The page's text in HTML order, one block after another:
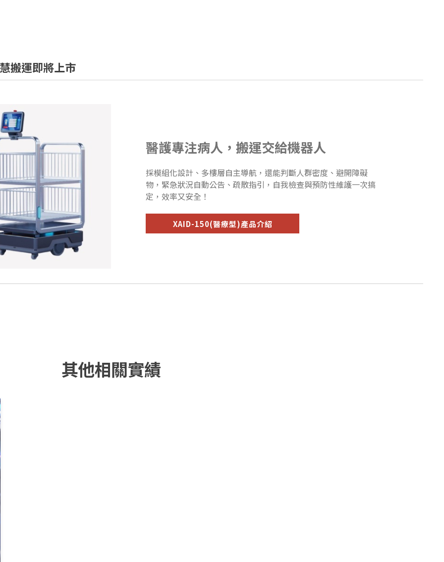
搬運即將上市
醫護專注病人，搬運交給機器人
採模組化設計、多樓層自主導航，還能判斷人群密度、避開障礙
物，緊急狀況自動公告、疏散指引，自我檢查與預防性維護一次搞
定，效率又安全！
XAID-150(醫療型)產品介紹
其他相關實績